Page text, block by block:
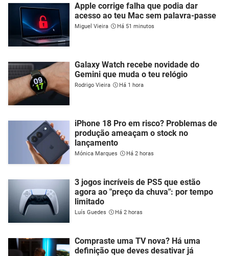
Apple corrige falha que podia dar
acesso ao teu Mac sem palavra-passe
Miguel Vieira Há 51 minutos
Galaxy Watch recebe novidade do
Gemini que muda o teu relógio
Rodrigo Vieira Há 1 hora
iPhone 18 Pro em risco? Problemas de
produção ameaçam o stock no
lançamento
Mónica Marques Há 2 horas
3 jogos incríveis de PS5 que estão
agora ao "preço da chuva": por tempo
limitado
Luís Guedes Há 2 horas
Compraste uma TV nova? Há uma
definição que deves desativar já